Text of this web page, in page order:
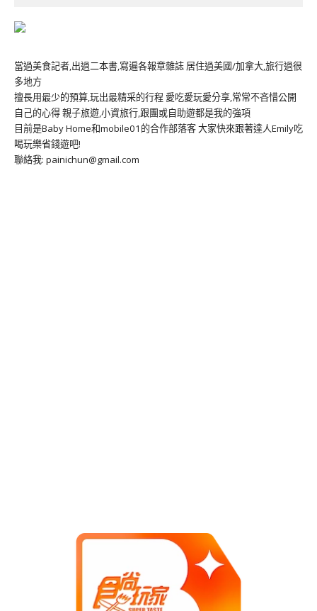
當過美食記者,出過二本書,寫遍各報章雜誌 居住過美國/加拿大,旅行過很
多地方
擅長用最少的預算,玩出最精采的行程 愛吃愛玩愛分享,常常不吝惜公開
自己的心得 親子旅遊,小資旅行,跟團或自助遊都是我的強項
目前是Baby Home和mobile01的合作部落客 大家快來跟著達人Emily吃
喝玩樂省錢遊吧!
聯絡我: painichun@gmail.com